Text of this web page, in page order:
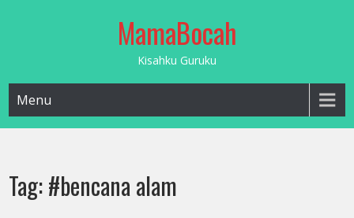
MamaBocah
Kisahku Guruku
Menu
Tag:#bencana alam